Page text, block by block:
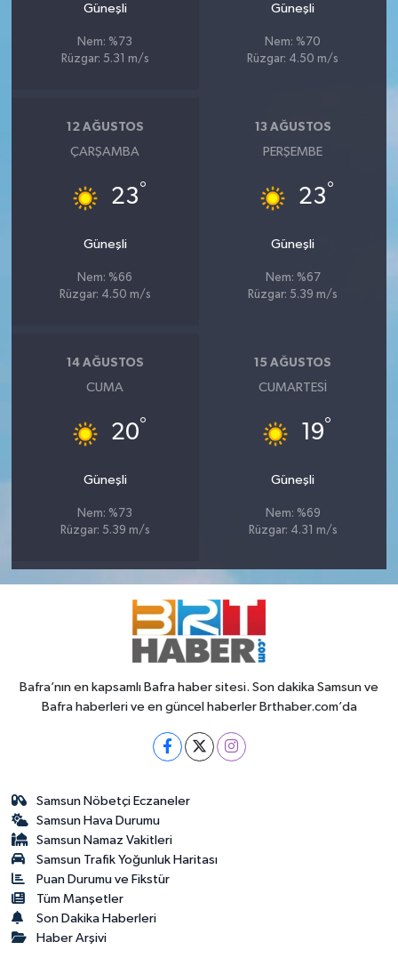
Güneşli
Nem: %73
Rüzgar: 5.31 m/s
Güneşli
Nem: %70
Rüzgar: 4.50 m/s
12 AĞUSTOS
ÇARŞAMBA
23°
Güneşli
Nem: %66
Rüzgar: 4.50 m/s
13 AĞUSTOS
PERŞEMBE
23°
Güneşli
Nem: %67
Rüzgar: 5.39 m/s
14 AĞUSTOS
CUMA
20°
Güneşli
Nem: %73
Rüzgar: 5.39 m/s
15 AĞUSTOS
CUMARTESI
19°
Güneşli
Nem: %69
Rüzgar: 4.31 m/s
Bafra’nın en kapsamlı Bafra haber sitesi. Son dakika Samsun ve
Bafra haberleri ve en güncel haberler Brthaber.com’da
Samsun Nöbetçi Eczaneler
Samsun Hava Durumu
Samsun Namaz Vakitleri
Samsun Trafik Yoğunluk Haritası
Puan Durumu ve Fikstür
Tüm Manşetler
Son Dakika Haberleri
Haber Arşivi